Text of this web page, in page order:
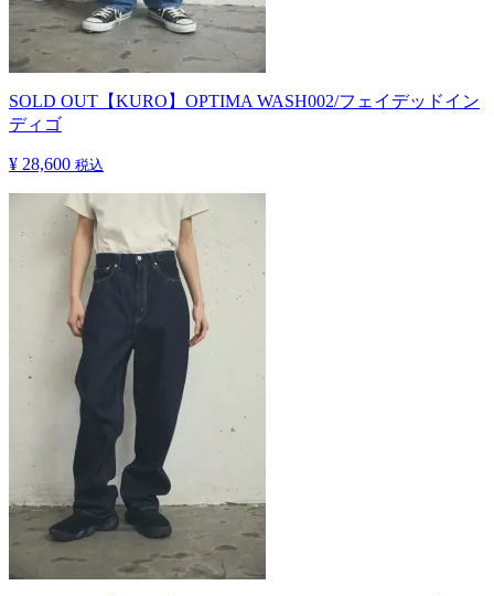
SOLD OUT 【KURO】OPTIMA WASH002/フェイデッドイン
ディゴ
¥ 28,600 税込